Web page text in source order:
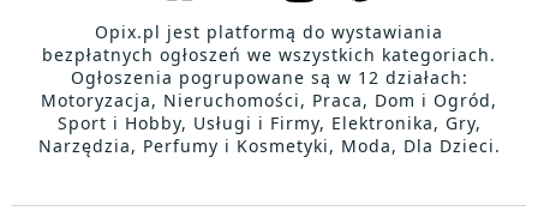
Opix.pl jest platformą do wystawiania
bezpłatnych ogłoszeń we wszystkich kategoriach.
Ogłoszenia pogrupowane są w 12 działach:
Motoryzacja, Nieruchomości, Praca, Dom i Ogród,
Sport i Hobby, Usługi i Firmy, Elektronika, Gry,
Narzędzia, Perfumy i Kosmetyki, Moda, Dla Dzieci.